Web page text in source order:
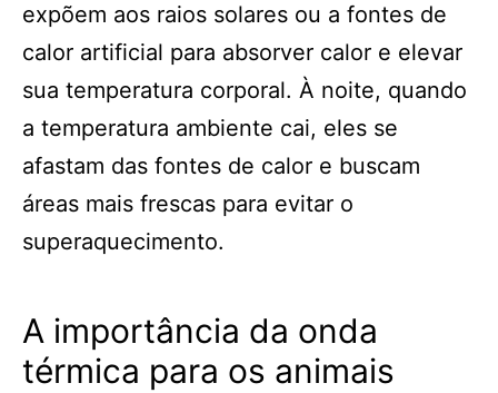
expõem aos raios solares ou a fontes de
calor artificial para absorver calor e elevar
sua temperatura corporal. À noite, quando
a temperatura ambiente cai, eles se
afastam das fontes de calor e buscam
áreas mais frescas para evitar o
superaquecimento.
A importância da onda
térmica para os animais